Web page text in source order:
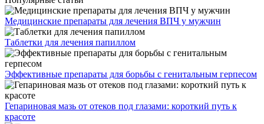
Медицинские препараты для лечения ВПЧ у мужчин
Таблетки для лечения папиллом
Эффективные препараты для борьбы с генитальным герпесом
Гепариновая мазь от отеков под глазами: короткий путь к
красоте